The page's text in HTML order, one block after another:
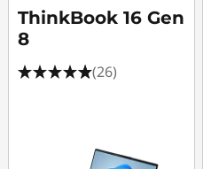
ThinkBook 16 Gen
8
(26)